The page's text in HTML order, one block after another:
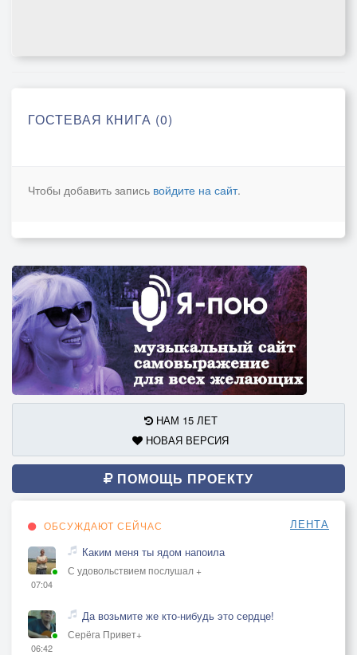
ГОСТЕВАЯ КНИГА (0)
Чтобы добавить запись войдите на сайт.
НАМ 15 ЛЕТ
НОВАЯ ВЕРСИЯ
ПОМОЩЬ ПРОЕКТУ
ОБСУЖДАЮТ СЕЙЧАС ЛЕНТА
07:04
Каким меня ты ядом напоила
С удовольствием послушал +
06:42
Да возьмите же кто-нибудь это сердце!
Серёга Привет+